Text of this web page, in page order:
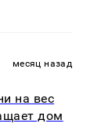
месяц назад
на вес
дом